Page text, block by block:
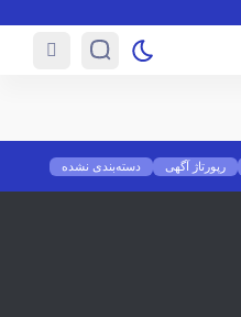
رپورتاژ آگهی دسته‌بندی نشده